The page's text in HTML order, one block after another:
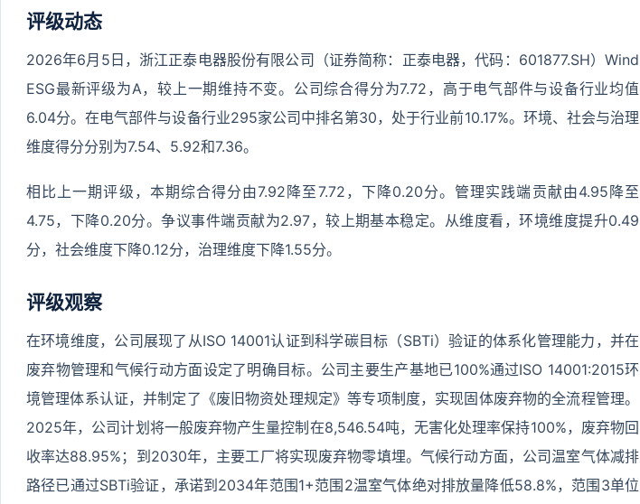
评级动态
2026年6月5日，浙江正泰电器股份有限公司（证券简称：正泰电器，代码：601877.SH）Wind
ESG最新评级为A，较上一期维持不变。公司综合得分为7.72，高于电气部件与设备行业均值
6.04分。在电气部件与设备行业295家公司中排名第30，处于行业前10.17%。环境、社会与治理
维度得分分别为7.54、5.92和7.36。
相比上一期评级，本期综合得分由7.92降至7.72，下降0.20分。管理实践端贡献由4.95降至
4.75，下降0.20分。争议事件端贡献为2.97，较上期基本稳定。从维度看，环境维度提升0.49
分，社会维度下降0.12分，治理维度下降1.55分。
评级观察
在环境维度，公司展现了从ISO 14001认证到科学碳目标（SBTi）验证的体系化管理能力，并在
废弃物管理和气候行动方面设定了明确目标。公司主要生产基地已100%通过ISO 14001:2015环
境管理体系认证，并制定了《废旧物资处理规定》等专项制度，实现固体废弃物的全流程管理。
2025年，公司计划将一般废弃物产生量控制在8,546.54吨，无害化处理率保持100%，废弃物回
收率达88.95%；到2030年，主要工厂将实现废弃物零填埋。气候行动方面，公司温室气体减排
路径已通过SBTi验证，承诺到2034年范围1+范围2温室气体绝对排放量降低58.8%，范围3单位